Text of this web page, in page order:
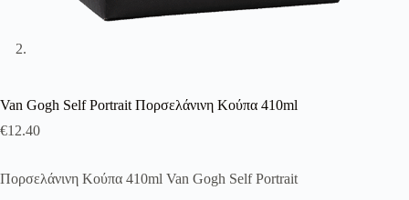
Van Gogh Self Portrait Πορσελάνινη Κούπα 410ml
€12.40
Πορσελάνινη Κούπα 410ml Van Gogh Self Portrait